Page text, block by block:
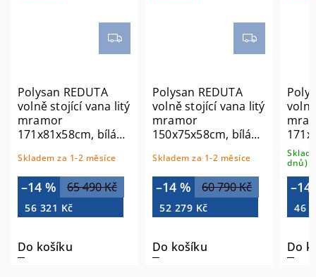
Polysan REDUTA
volně stojící vana litý
mramor
171x81x58cm, bílá
Skladem za 1-2 měsíce
65 490 Kč
–14 %
56 321 Kč
Do košíku
Polysan REDUTA
volně stojící vana litý
mramor
150x75x58cm, bílá
Skladem za 1-2 měsíce
60 790 Kč
–14 %
52 279 Kč
Do košíku
dnů)
–14
46
Do